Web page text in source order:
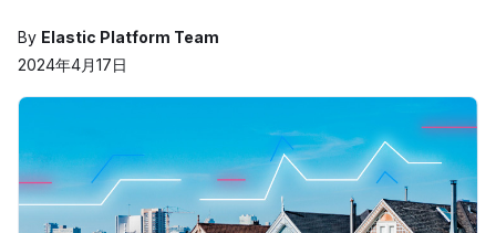
By Elastic Platform Team
2024年4月17日